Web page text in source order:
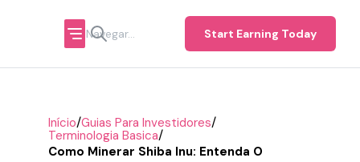
Start Earning Today
Início/Guias Para Investidores/
Terminologia Basica/
Como Minerar Shiba Inu: Entenda O